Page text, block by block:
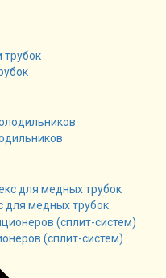
для медных трубок
(сплит-систем)